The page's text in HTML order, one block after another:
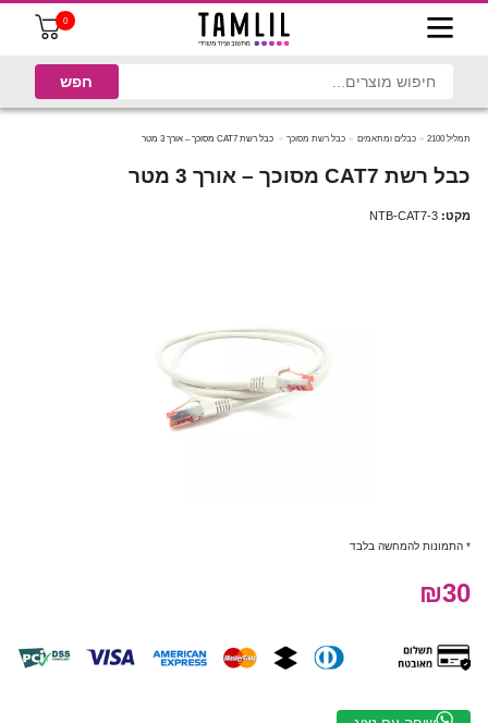
0
תמליל 2100 כבלים ומתאמים כבל רשת מסוכך כבל רשת CAT7 מסוכך – אורך 3 מטר
כבל רשת CAT7 מסוכך – אורך 3 מטר
מקט: NTB-CAT7-3
* התמונות להמחשה בלבד
₪30